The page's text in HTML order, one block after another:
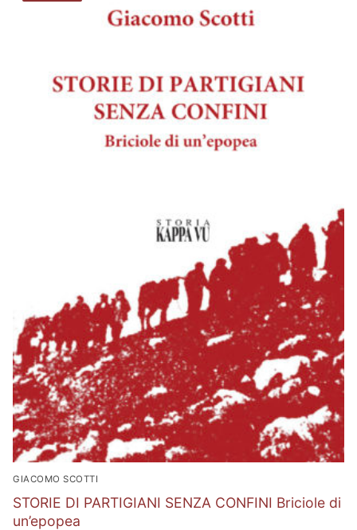
GIACOMO SCOTTI
STORIE DI PARTIGIANI SENZA CONFINI Briciole di
un’epopea